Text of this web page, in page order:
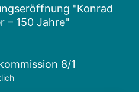
"Konrad
– 150 Jahre"
8/1